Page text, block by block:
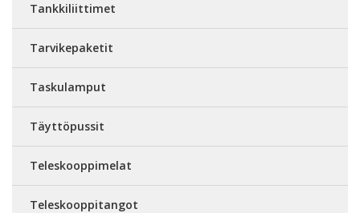
Tankkiliittimet
Tarvikepaketit
Taskulamput
Täyttöpussit
Teleskooppimelat
Teleskooppitangot